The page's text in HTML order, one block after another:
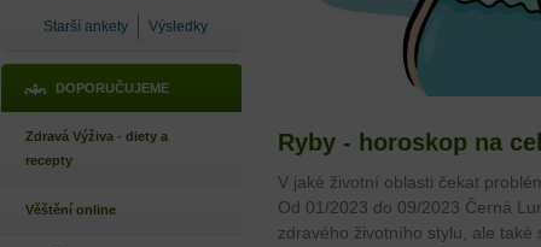
Starší ankety Výsledky
DOPORUČUJEME
Zdravá Výživa - diety a
recepty
Věštění online
Ryby - horoskop na
V jaké životní oblasti čekat
Od 01/2023 do 09/2023 Černá
zdravého životního stylu, ale